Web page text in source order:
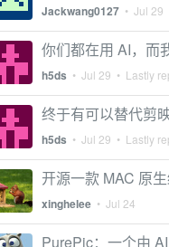
Jackwang0127 • Jul 29
你们都在用 AI，而
h5ds • Jul 29 • Lastly
终于有可以替代剪
h5ds • Jul 29 • Lastly
开源一款 MAC 原
xinghelee • Jul 24
PurePic：一个由